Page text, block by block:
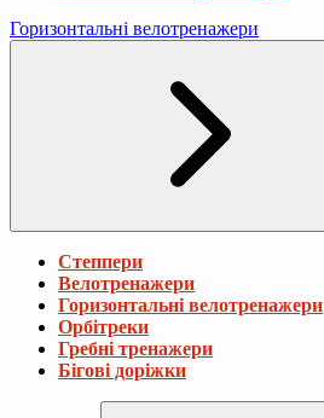
Горизонтальні велотренажери
Степпери
Велотренажери
Горизонтальні велотренажери
Орбітреки
Гребні тренажери
Бігові доріжки